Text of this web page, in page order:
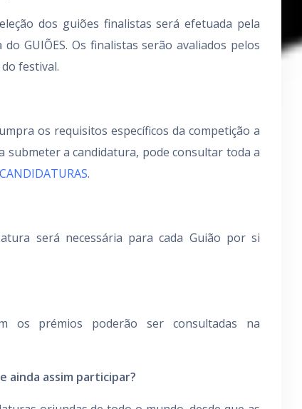
dos guiões finalistas será efetuada pela
GUIÕES. Os finalistas serão avaliados pelos
festival.
os requisitos específicos da competição a
submeter a candidatura, pode consultar toda a
CANDIDATURAS.
será necessária para cada Guião por si
os prémios poderão ser consultadas na
ainda assim participar?